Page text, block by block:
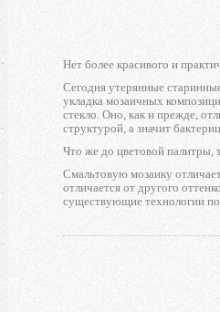
Нет более красивого и
Сегодня утерянные
укладка мозаичных
стекло. Оно, как и прежде,
структурой, а значит
Что же до цветовой палитры,
Смальтовую мозаику
отличается от другого
существующие технологии